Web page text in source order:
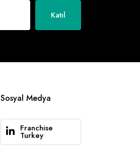
Katıl
Sosyal Medya
Franchise
Turkey